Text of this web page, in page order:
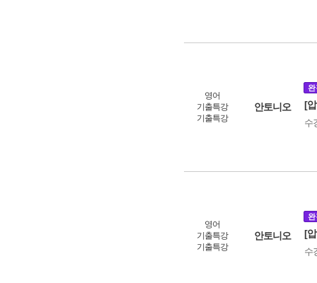
영어
기출특강
기출특강
안토니오
완
[
수
영어
기출특강
기출특강
안토니오
완
[
수